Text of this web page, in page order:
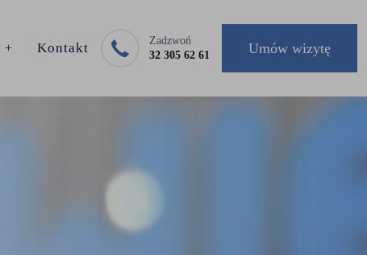
Kontakt
Zadzwoń
32 305 62 61
Umów wizytę